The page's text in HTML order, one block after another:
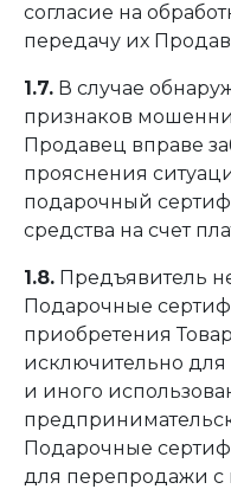
согласие на
передачу их
1.7. В случае
признаков
Продавец вправе
прояснения
подарочный
средства на счет
1.8. Предъявитель
Подарочные
приобретения
исключительно
и иного
Подарочные
для перепродажи